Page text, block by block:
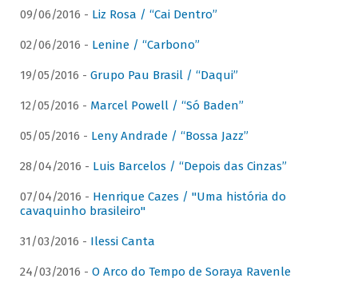
09/06/2016 - Liz Rosa / “Cai Dentro”
02/06/2016 - Lenine / “Carbono”
19/05/2016 - Grupo Pau Brasil / “Daqui”
12/05/2016 - Marcel Powell / “Só Baden”
05/05/2016 - Leny Andrade / “Bossa Jazz”
28/04/2016 - Luis Barcelos / “Depois das Cinzas”
07/04/2016 - Henrique Cazes / "Uma história do
cavaquinho brasileiro"
31/03/2016 - Ilessi Canta
24/03/2016 - O Arco do Tempo de Soraya Ravenle